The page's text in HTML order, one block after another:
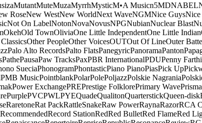
MutantMuteMuzaMyrrhMysticM•A Musicn5MDNABEL
RoseNew WestNew WorldNext WaveNGMNice Guys
Not On LabelNotonNovaNovusNPGNubianNuclear Blast
OkehOld TownOliviaOne Little IndependentOne Little Indian
Other PeopleOther VoicesOUTOut Of LineOuter
Palo Alto RecordsPalto FlatsPanegyricPanoramaPanton
PathePausaPaw TracksPaxPBR InternationalPDUPenny
SueciaPhonogramPhontasticPiano PianoPiasPick Up
PMB MusicPointblankPolarPolePoljazzPolskie Nagrania
Power ExchangePREPrestige FolklorePrimary WavePrisma
PurplePVCPWLPYEQuadeQualitonQuarterstickQueen-disk
RaretoneRat PackRattleSnakeRaw PowerRaynaRazorRCA
RecommendedRecord StationRedRed BulletRed FlameRed